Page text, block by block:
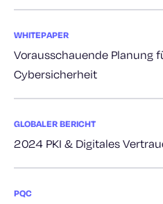
WHITEPAPER
Vorausschauende Planung
Cybersicherheit
GLOBALER BERICHT
2024 PKI & Digitales
PQC